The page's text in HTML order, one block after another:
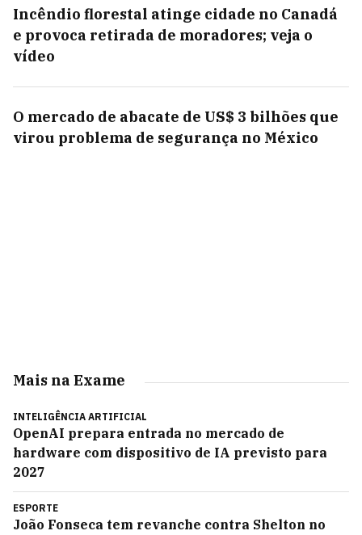
Incêndio florestal atinge cidade no Canadá
e provoca retirada de moradores; veja o
vídeo
O mercado de abacate de US$ 3 bilhões que
virou problema de segurança no México
Mais na Exame
INTELIGÊNCIA ARTIFICIAL
OpenAI prepara entrada no mercado de
hardware com dispositivo de IA previsto para
2027
ESPORTE
João Fonseca tem revanche contra Shelton no